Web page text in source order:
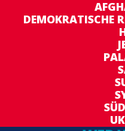
DEMOKRATISCHE